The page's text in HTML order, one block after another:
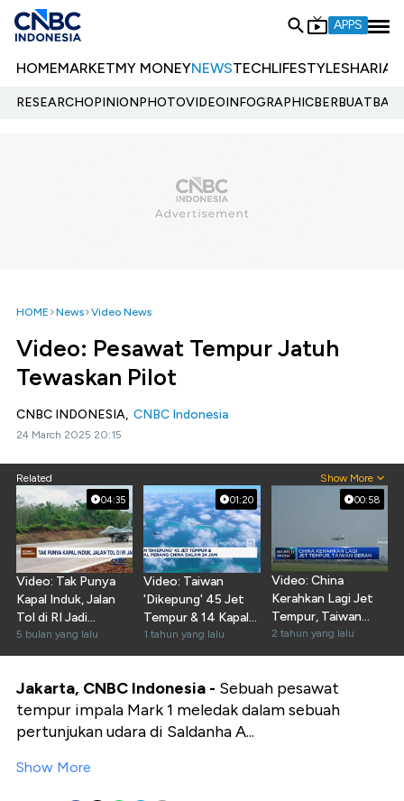
APPS
HOMEMARKETMY MONEYNEWSTECHLIFESTYLESHARIA
RESEARCHOPINIONPHOTOVIDEOINFOGRAPHIC
HOME News Video News
Video: Pesawat Tempur Jatuh
Tewaskan Pilot
CNBC INDONESIA, CNBC Indonesia
24 March 2025 20:15
Related Show More
04:35
Video: Tak Punya
Kapal Induk, Jalan
Tol di RI Jadi
Pengganti?
5 bulan yang lalu
01:20
Video: Taiwan
'Dikepung' 45 Jet
Tempur & 14 Kapal
Perang China
1 tahun yang lalu
00:58
Video: China
Kerahkan Lagi Jet
Tempur, Taiwan
Gerah
2 tahun yang lalu
Jakarta, CNBC Indonesia - Sebuah pesawat
tempur impala Mark 1 meledak dalam sebuah
pertunjukan udara di Saldanha A...
Show More